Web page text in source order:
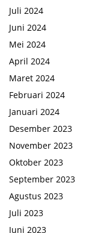
Juli 2024
Juni 2024
Mei 2024
April 2024
Maret 2024
Februari 2024
Januari 2024
Desember 2023
November 2023
Oktober 2023
September 2023
Agustus 2023
Juli 2023
Juni 2023